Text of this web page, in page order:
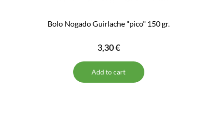
Bolo Nogado Guirlache "pico" 150 gr.
3,30 €
Add to cart